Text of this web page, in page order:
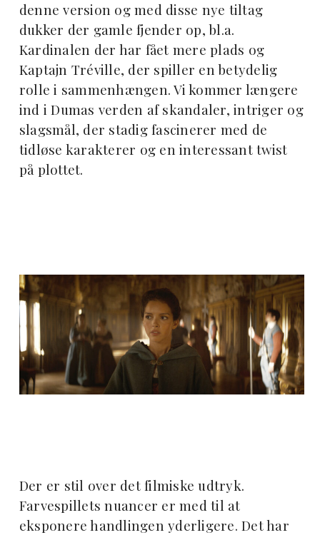
denne version og med disse nye tiltag
dukker der gamle fjender op, bl.a.
Kardinalen der har fået mere plads og
Kaptajn Tréville, der spiller en betydelig
rolle i sammenhængen. Vi kommer længere
ind i Dumas verden af skandaler, intriger og
slagsmål, der stadig fascinerer med de
tidløse karakterer og en interessant twist
på plottet.
Der er stil over det filmiske udtryk.
Farvespillets nuancer er med til at
eksponere handlingen yderligere. Det har